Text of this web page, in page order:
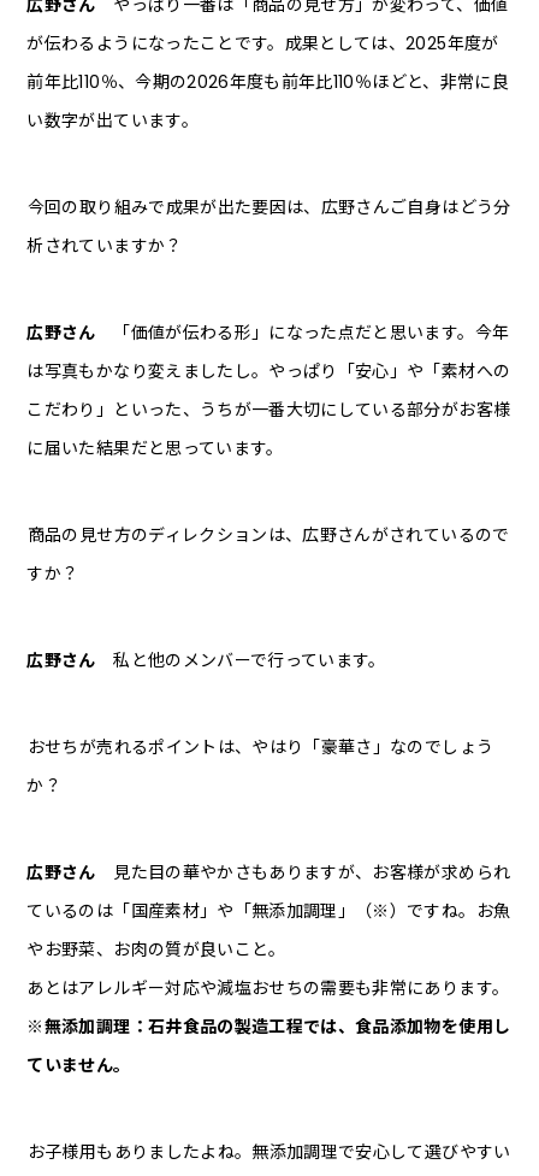
が伝わるようになったことです。成果としては、2025年度が
前年比110％、今期の2026年度も前年比110％ほどと、非常に良
い数字が出ています。
――今回の取り組みで成果が出た要因は、広野さんご自身はどう分
析されていますか？
広野さん 「価値が伝わる形」になった点だと思います。今年
は写真もかなり変えましたし。やっぱり「安心」や「素材への
こだわり」といった、うちが一番大切にしている部分がお客様
に届いた結果だと思っています。
――商品の見せ方のディレクションは、広野さんがされているので
すか？
広野さん 私と他のメンバーで行っています。
――おせちが売れるポイントは、やはり「豪華さ」なのでしょう
か？
広野さん 見た目の華やかさもありますが、お客様が求められ
ているのは「国産素材」や「無添加調理」（※）ですね。お魚
やお野菜、お肉の質が良いこと。
あとはアレルギー対応や減塩おせちの需要も非常にあります。
※無添加調理：石井食品の製造工程では、食品添加物を使用し
ていません。
――お子様用もありましたよね。無添加調理で安心して選びやすい